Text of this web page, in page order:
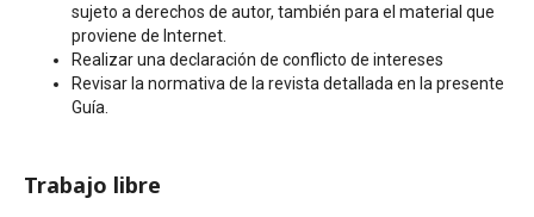
sujeto a derechos de autor, también para el material que
proviene de Internet.
Realizar una declaración de conflicto de intereses
Revisar la normativa de la revista detallada en la presente
Guía.
Trabajo libre